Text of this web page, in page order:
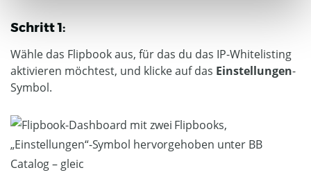
Schritt 1:
Wähle das Flipbook aus, für das du das IP-Whitelisting
aktivieren möchtest, und klicke auf das Einstellungen-
Symbol.